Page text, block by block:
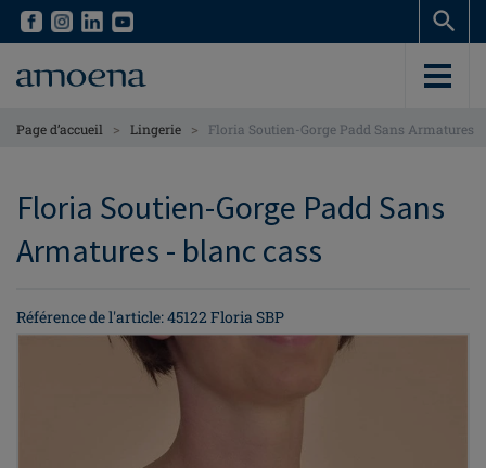
Skip
content
Skip
content
Page d’accueil > Lingerie > Floria Soutien-Gorge Padd Sans Armatures
Floria Soutien-Gorge Padd Sans
Armatures - blanc cass
Référence de l'article: 45122 Floria SBP